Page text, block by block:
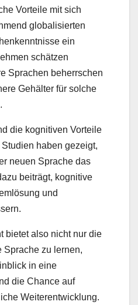
Vorteile mit sich
globalisierten
ein
schätzen
Sprachen beherrschen
Gehälter für solche
die kognitiven Vorteile
haben gezeigt,
neuen Sprache das
beiträgt, kognitive
und
bietet also nicht nur die
Sprache zu lernen,
in eine
die Chance auf
Weiterentwicklung.